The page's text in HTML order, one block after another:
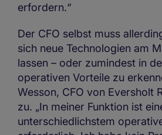
erfordern.“
Der CFO selbst muss
sich neue Technologien am
lassen – oder zumindest in
operativen Vorteile zu
Wesson, CFO von Eversholt
zu. „In meiner Funktion ist
unterschiedlichstem